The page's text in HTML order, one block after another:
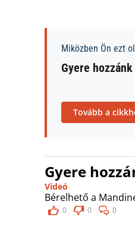
Miközben Ön ezt
Gyere
Tovább a
Gyere
Videó
Bérelhető a
0 0 0